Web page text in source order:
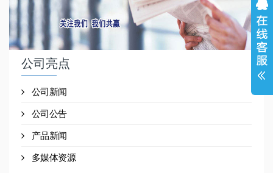
公司亮点
公司新闻
公司公告
产品新闻
多媒体资源